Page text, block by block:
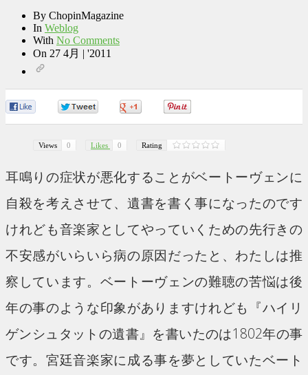
By ChopinMagazine
In Weblog
With No Comments
On 27 4月 | '2011
Views 0 Likes 0 Rating
耳鳴りの症状が悪化することがベートーヴェンに
自殺を考えさせて、遺書を書く事になったのです
けれども音楽家としてやっていくための先行きの
不安感がいらいら病の原因だったと、わたしは推
察しています。ベートーヴェンの難聴の苦悩は後
年の事のような印象がありますけれども『ハイリ
ゲンシュタットの遺書』を書いたのは1802年の事
です。宮廷音楽家に成る事を夢としていたベート